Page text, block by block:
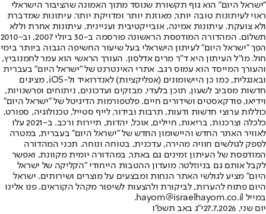
"ישראל היום" הוא גוף תקשורת שנוסד מתוך האמונה שהציבור הישראלי
ראוי לעיתונות טובה יותר, מאוזנת יותר ומדויקת יותר. עיתונות שמדברת
ולא צועקת. עיתונות אמינה, אובייקטיבית ועניינית. עיתונות אחרת וללא
תשלום. המהדורה המודפסת הראשונה פורסמה ב-30 ביולי 2007, וב-2010
הפך "ישראל היום" לעיתון הישראלי בעל שיעור החשיפה הגבוה ביותר בימי
חול. מו"ל העיתון היא ד"ר מרים אדלסון. העורך הראשי הוא עמר לחמנוביץ,
והעורך המייסד הוא עמוס רגב. אתרי האינטרנט של "ישראל היום" בעברית
ובאנגלית, כמו כן היישומונים (אפליקציות) לאנדרואיד ול-iOS, מציגים
חדשות מסביב לשעון, תוכן בלעדי, מבזקים ועדכונים, ניתוחים ופרשנויות,
וידיאו, פודקאסטים ושידורים חיים. פלטפורמות הדיגיטל של "ישראל היום"
כוללות ערוצי חדשות ודעות, תרבות ובידור, לייף סטייל, טכנולוגיה, ספורט,
כלכלה וצרכנות, בריאות, חיילים, אוכל, יהדות, תיירות ורכב. ב-2021 עלו
לאוויר האתר החדש והיישומון החדש של "ישראל היום" בעברית, במטרה
לספק לגולשים חוויה מהירה, עדכנית, בטוחה ונוחה. תכני המהדורה
המודפסת של העיתון זמינים גם באתר, במהדורה יומית מקוונת, ואפשר
לקבל אותם גם בניוזלטר. מועדון ההטבות הייחודי "הקליקה של ישראל
היום" מציע לגולשי האתר הנחות ומבצעים על מוצרים ושירותים. ישראל
היום פתוח להערות, לביקורת ולהצעות לשיפור מקהל הקוראים. פנו אלינו
במייל hayom@israelhayom.co.il.
יום שני, 27.7.2026
י"ג באב תשפ"ו